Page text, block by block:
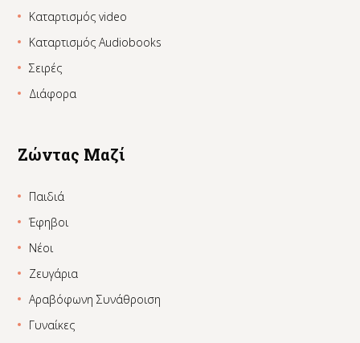
Καταρτισμός video
Καταρτισμός Audiobooks
Σειρές
Διάφορα
Ζώντας Μαζί
Παιδιά
Έφηβοι
Νέοι
Ζευγάρια
Αραβόφωνη Συνάθροιση
Γυναίκες